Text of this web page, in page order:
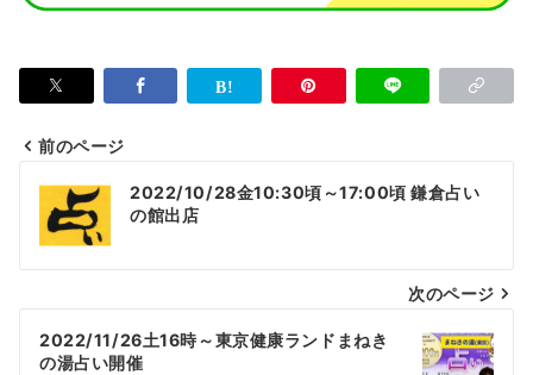
投
ナ
ビ
ゲ
前のページ
2022/10/28金10:30頃～17:00頃 鎌倉占い
の館出店
次のページ
2022/11/26土16時～東京健康ランドまねき
の湯占い開催